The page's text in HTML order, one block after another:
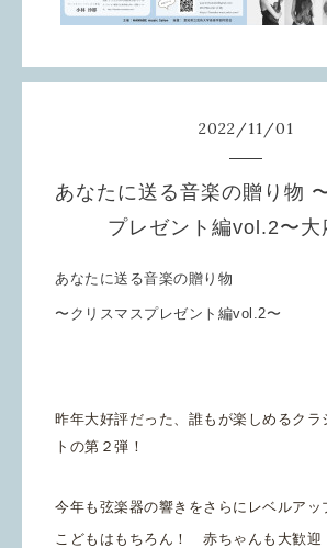
2022/11/01
あなたに送る音楽の贈り物
プレゼント編vol.2〜大
あなたに送る音楽の贈り物
〜クリスマスプレゼント編vol.2〜
昨年大好評だった、誰もが楽しめるクラ
トの第２弾！
今年も弦楽器の響きをさらにレベルアッ
こどもはもちろん！ 赤ちゃんも大歓迎